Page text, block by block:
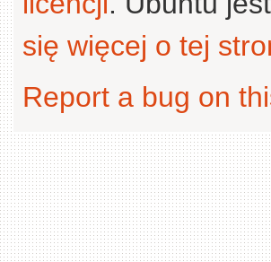
się więcej o tej
Report a bug on